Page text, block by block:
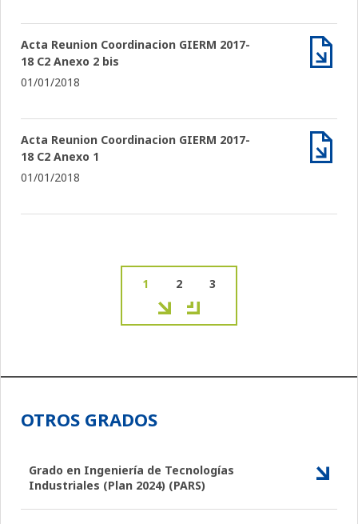
Acta Reunion Coordinacion GIERM 2017-
18 C2 Anexo 2 bis
01/01/2018
Acta Reunion Coordinacion GIERM 2017-
18 C2 Anexo 1
01/01/2018
Paginación
Página
actual
1 Page
2 Page
3
OTROS GRADOS
Grado en Ingeniería de Tecnologías
Industriales (Plan 2024) (PARS)